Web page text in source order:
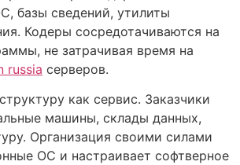
базы сведений, утилиты
Кодеры сосредотачиваются на
не затрачивая время на
russia серверов.
как сервис. Заказчики
машины, склады данных,
Организация своими силами
ОС и настраивает софтверное